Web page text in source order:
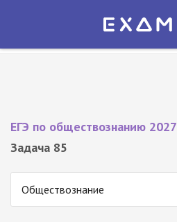
Экзамер — ЕГЭ 2027
ЕГЭ по обществознанию 2027
Задача 85
Обществознание